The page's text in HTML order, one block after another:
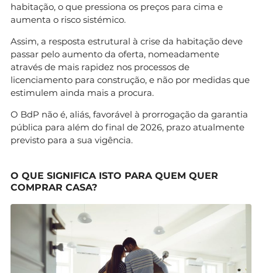
habitação, o que pressiona os preços para cima e
aumenta o risco sistémico.
Assim, a resposta estrutural à crise da habitação deve
passar pelo aumento da oferta, nomeadamente
através de mais rapidez nos processos de
licenciamento para construção, e não por medidas que
estimulem ainda mais a procura.
O BdP não é, aliás, favorável à prorrogação da garantia
pública para além do final de 2026, prazo atualmente
previsto para a sua vigência.
O QUE SIGNIFICA ISTO PARA QUEM QUER
COMPRAR CASA?